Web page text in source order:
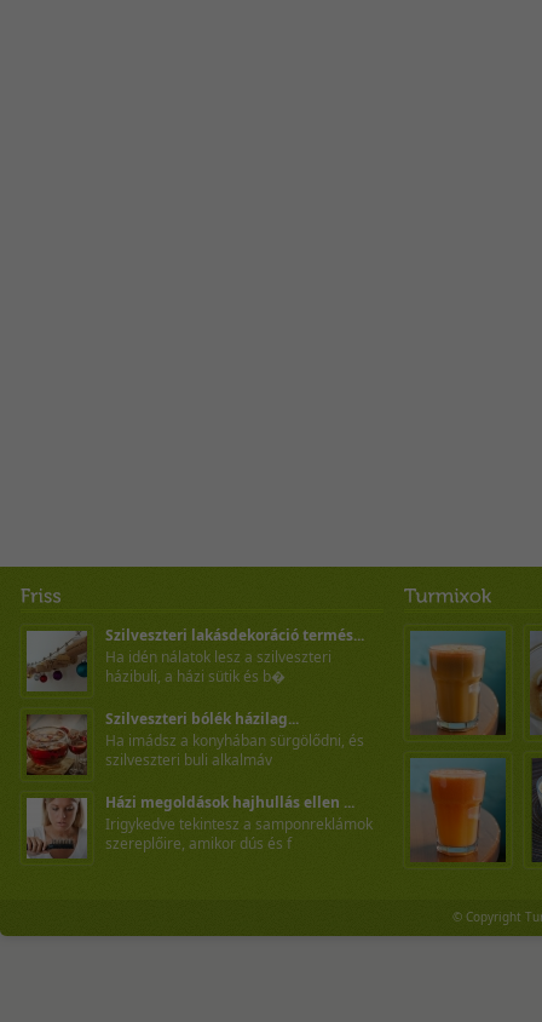
Szilveszteri lakásdekoráció termés...
Ha idén nálatok lesz a szilveszteri
házibuli, a házi sütik és b�
Szilveszteri bólék házilag...
Ha imádsz a konyhában sürgölődni, és
szilveszteri buli alkalmáv
Házi megoldások hajhullás ellen ...
Irigykedve tekintesz a samponreklámok
szereplőire, amikor dús és f
© Copyright